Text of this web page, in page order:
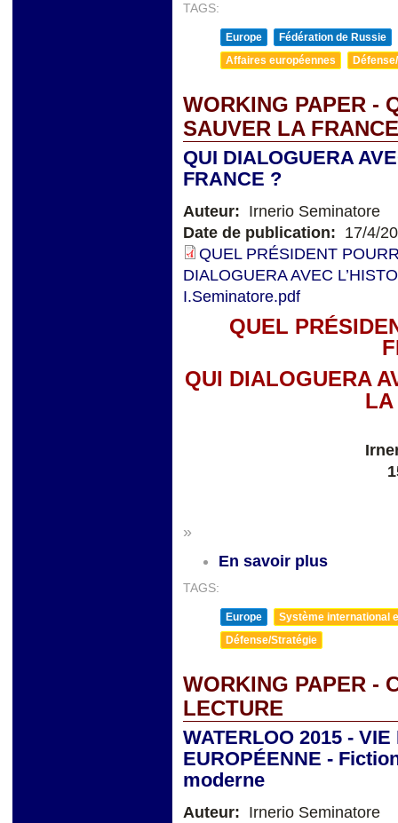
TAGS:
Europe
Fédération de Russie
Affaires européennes
WORKING PAPER -
SAUVER LA
QUI DIALOGUERA
FRANCE ?
Auteur: Irnerio Seminatore
Date de publication: 17/4/
QUEL PRÉSIDENT
DIALOGUERA AVEC
I.Seminatore.pdf
QUEL
QUI DIALOGUERA
»
En savoir plus
TAGS:
Europe
Système international
Défense/Stratégie
WORKING PAPER -
LECTURE
WATERLOO 2015 -
EUROPÉENNE -
moderne
Auteur: Irnerio Seminatore